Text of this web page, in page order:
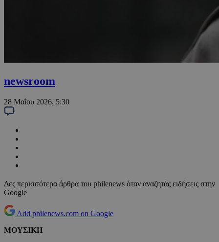
newsroom
28 Μαΐου 2026, 5:30
Δες περισσότερα άρθρα του philenews όταν αναζητάς ειδήσεις στην
Google
Add philenews.com on Google
ΜΟΥΣΙΚΗ